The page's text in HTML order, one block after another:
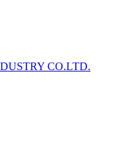
CO.LTD.